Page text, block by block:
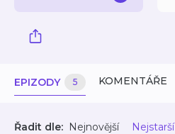
EPIZODY 5 KOMENTÁŘE
Řadit dle: Nejnovější Nejstarší